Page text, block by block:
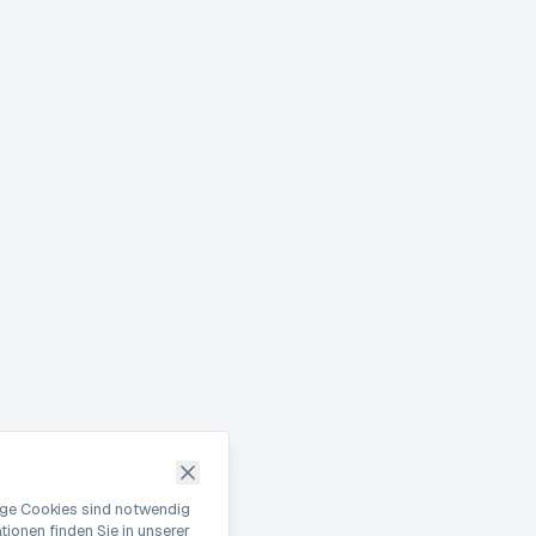
Cookies sind notwendig
finden Sie in unserer